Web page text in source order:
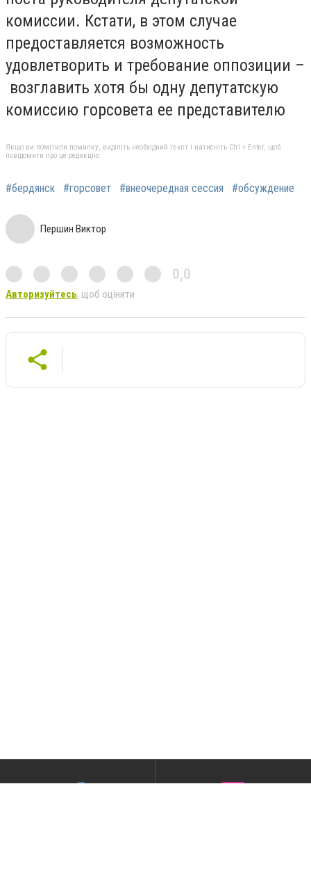
комиссии. Кстати, в этом случае
предоставляется возможность
удовлетворить и требование оппозиции –
возглавить хотя бы одну депутатскую
комиссию горсовета ее представителю
Якщо ви помітили помилку, виділіть необхідний текст і натисніть Ctrl + Enter, щоб
повідомити про це редакцію
#бердянск #горсовет #внеочередная сессия #обсуждение
Першин Виктор
0,0
Авторизуйтесь, щоб оцінити